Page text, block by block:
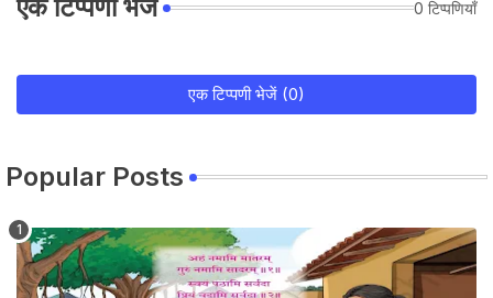
एक टिप्पणी भेजें 0 टिप्पणियाँ
एक टिप्पणी भेजें (0)
Popular Posts